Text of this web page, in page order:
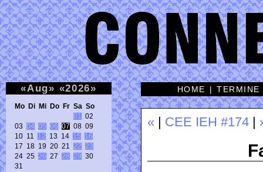
«Aug» «2026»
Mo Di Mi Do Fr Sa So
01
02
03 04 05 06 07 08 09
10 11 12 13 14 15
16
17 18 19 20 21 22
23
24 25 26 27 28 29 30
31
HOME |TERMINE
« CEE IEH #174